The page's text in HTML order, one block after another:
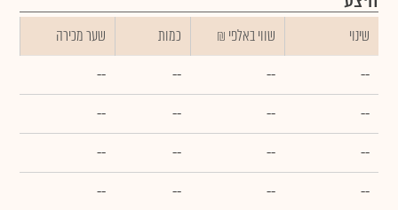
שינוי ₪ שווי באלפי כמות
שער מכירה
--
--
--
--
--
--
--
--
--
--
--
--
--
--
--
--